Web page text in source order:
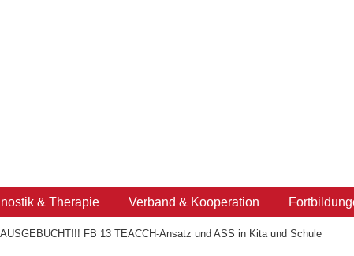
& Therapie Verband & Kooperation
AUSGEBUCHT!!! FB 13 TEACCH-Ansatz und ASS in Kita und Schule